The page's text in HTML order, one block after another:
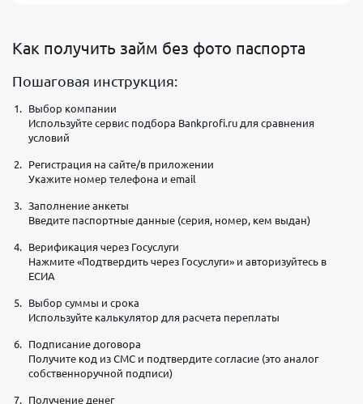
Как получить займ без фото паспорта
Пошаговая инструкция:
Выбор компании
Используйте сервис подбора Bankprofi.ru для сравнения
условий
Регистрация на сайте/в приложении
Укажите номер телефона и email
Заполнение анкеты
Введите паспортные данные (серия, номер, кем выдан)
Верификация через Госуслуги
Нажмите «Подтвердить через Госуслуги» и авторизуйтесь в
ЕСИА
Выбор суммы и срока
Используйте калькулятор для расчета переплаты
Подписание договора
Получите код из СМС и подтвердите согласие (это аналог
собственноручной подписи)
Получение денег